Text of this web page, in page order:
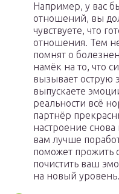
Например, у вас
отношений, вы
чувствуете, что
отношения. Тем
помнят о
намёк на то, что
вызывает
выпускаете
реальности всё
партнёр
настроение снова
вам лучше
поможет прожить
почистить ваш
на новый уровень.